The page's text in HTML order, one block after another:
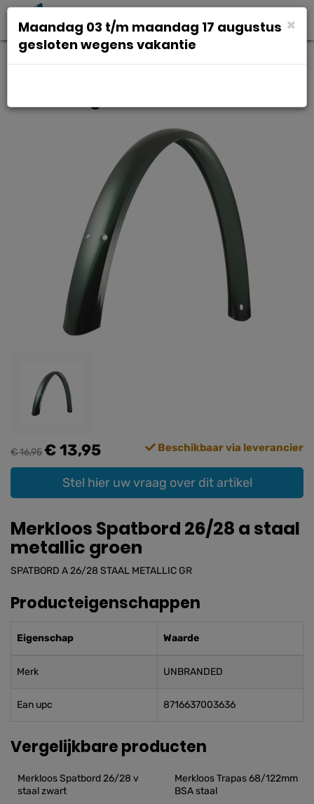
€ 16,95€ 13,95 Beschikbaar via leverancier
Stel hier uw vraag over dit artikel
Merkloos Spatbord 26/28 a staal
metallic groen
SPATBORD A 26/28 STAAL METALLIC GR
Producteigenschappen
Eigenschap Waarde
Merk UNBRANDED
Ean upc 8716637003636
Vergelijkbare producten
Merkloos Spatbord 26/28 v
staal zwart
Merkloos Trapas 68/122mm
BSA staal
×
Maandag 03 t/m maandag 17 augustus
gesloten wegens vakantie